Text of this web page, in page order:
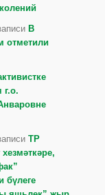
В
отметили
г.о.
ТР
бүлеге